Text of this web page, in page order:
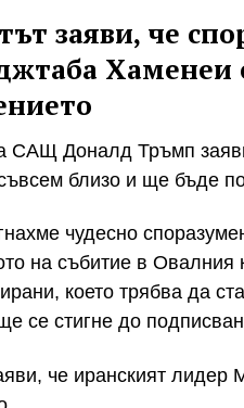
заяви, че
Хаменеи
САЩ Доналд Тръмп
близо и ще бъде
чудесно
на събитие в Овалния
което трябва да
се стигне до
че иранският